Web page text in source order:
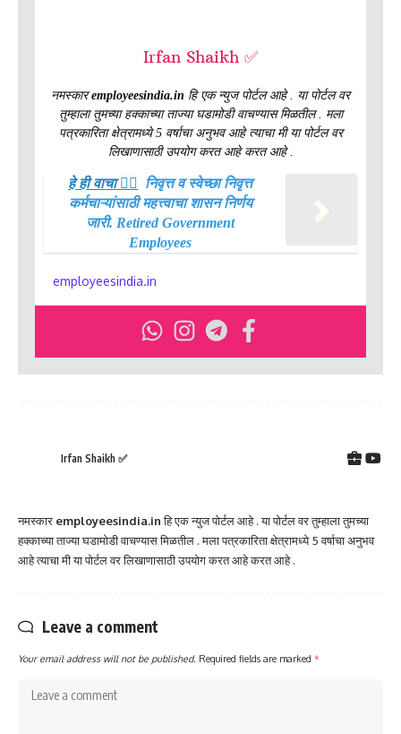
Irfan Shaikh ✅
नमस्कारemployeesindia.in हि एक न्युज पोर्टल आहे . या पोर्टल वर
तुम्हाला तुमच्या हक्काच्या ताज्या घडामोडी वाचण्यास मिळतील . मला
पत्रकारिता क्षेत्रामध्ये 5 वर्षाचा अनुभव आहे त्याचा मी या पोर्टल वर
लिखाणासाठी उपयोग करत आहे करत आहे .
हे ही वाचा 👉🏻
निवृत्त व स्वेच्छा निवृत्त
कर्मचाऱ्यांसाठी महत्त्वाचा शासन निर्णय
जारी. Retired Government
Employees
employeesindia.in
Irfan Shaikh ✅
नमस्कार employeesindia.inहि एक न्युज पोर्टल आहे . या पोर्टल वर तुम्हाला तुमच्या
हक्काच्या ताज्या घडामोडी वाचण्यास मिळतील . मला पत्रकारिता क्षेत्रामध्ये 5 वर्षाचा अनुभव
आहे त्याचा मी या पोर्टल वर लिखाणासाठी उपयोग करत आहे करत आहे .
Leave a comment
Your email address will not be published. Required fields are marked *